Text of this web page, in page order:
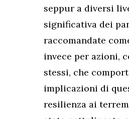
seppur a diversi
significativa dei
raccomandate
invece per azioni,
stessi, che
implicazioni di
resilienza ai